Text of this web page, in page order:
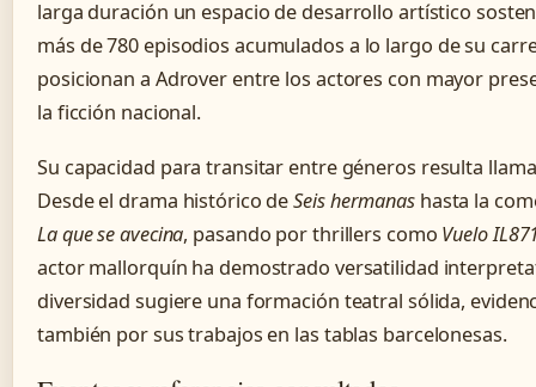
larga duración un espacio de desarrollo artístico
más de 780 episodios acumulados a lo largo de su
posicionan a Adrover entre los actores con mayor
la ficción nacional.
Su capacidad para transitar entre géneros resulta
Desde el drama histórico deSeis hermanashasta la
La que se avecina, pasando por thrillers como Vuelo
actor mallorquín ha demostrado versatilidad
diversidad sugiere una formación teatral sólida,
también por sus trabajos en las tablas barcelonesas.